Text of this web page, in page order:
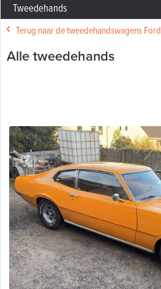
Tweedehands
Terug naar de tweedehandswagens Ford
Alle tweedehands